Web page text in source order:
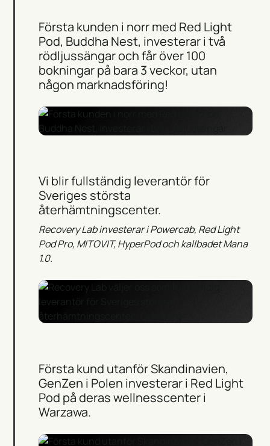
Första kunden i norr med Red Light
Pod, Buddha Nest, investerar i två
rödljussängar och får över 100
bokningar på bara 3 veckor, utan
någon marknadsföring!
Vi blir fullständig leverantör för
Sveriges största
återhämtningscenter.
Recovery Lab investerar i Powercab, Red Light
Pod Pro, MITOVIT, HyperPod och kallbadet Mana
1.0.
Första kund utanför Skandinavien,
GenZen i Polen investerar i Red Light
Pod på deras wellnesscenter i
Warzawa.